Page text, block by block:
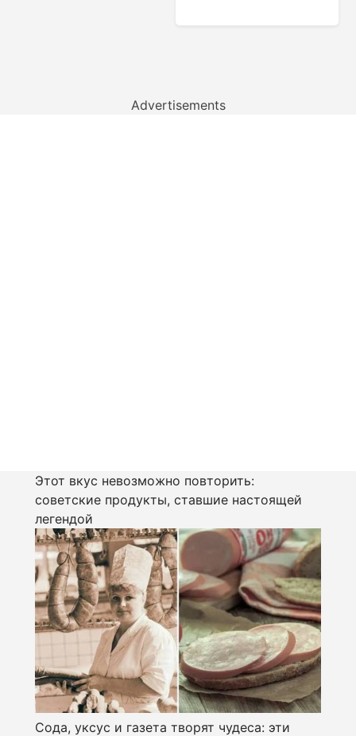
Advertisements
Этот вкус невозможно повторить:
советские продукты, ставшие настоящей
легендой
Сода, уксус и газета творят чудеса: эти